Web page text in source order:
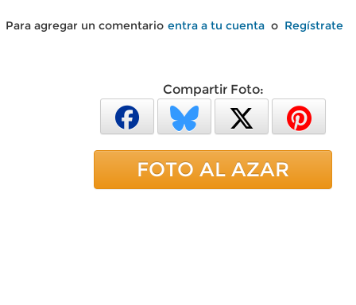
Para agregar un comentario entra a tu cuenta o Regístrate
Compartir Foto:
FOTO AL AZAR